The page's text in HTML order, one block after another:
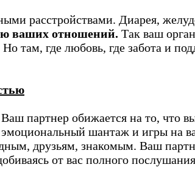
расстройствами. Диарея,
ваших отношений. Так ваш
там, где любовь, где забота и
партнер обижается на то,
шантаж и игры на
друзьям, знакомым. Ваш
от вас полного